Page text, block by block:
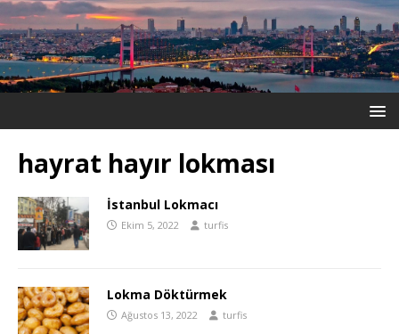
hayrat hayır lokması
İstanbul Lokmacı
Ekim 5, 2022 turfis
Lokma Döktürmek
Ağustos 13, 2022 turfis